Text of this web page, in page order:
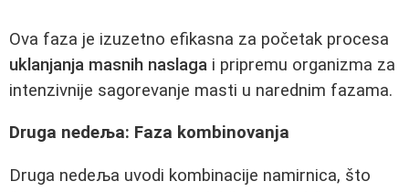
Ova faza je izuzetno efikasna za početak procesa
uklanjanja masnih naslaga i pripremu organizma za
intenzivnije sagorevanje masti u narednim fazama.
Druga nedeљa: Faza kombinovanja
Druga nedeљa uvodi kombinacije namirnica, što